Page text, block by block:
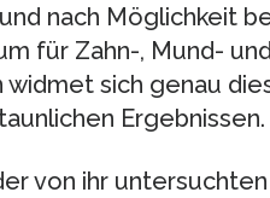
nach Möglichkeit
für Zahn-, Mund-
widmet sich genau
Ergebnissen.
von ihr